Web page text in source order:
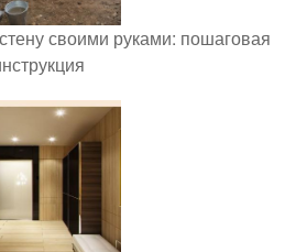
своими руками: пошаговая